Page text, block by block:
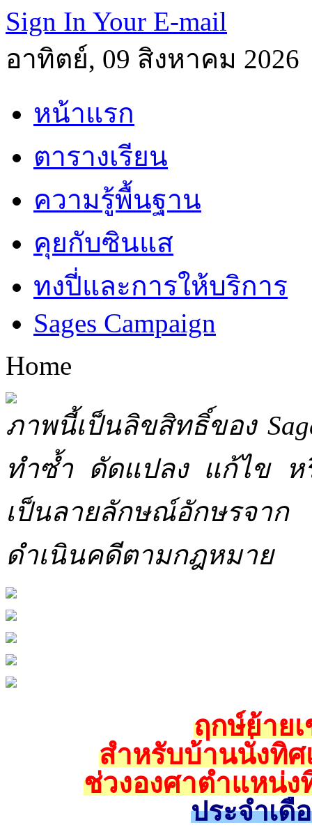
Sign In Your E-mail
อาทิตย์, 09 สิงหาคม 2026
หน้าแรก
ตารางเรียน
ความรู้พื้นฐาน
คุยกับซินแส
ทงปี่และการให้บริการ
Sages Campaign
Home
ภาพนี้เป็นลิขสิทธิ์ของ
ทำซ้ำ ดัดแปลง แก้ไข ห
เป็นลายลักษณ์อักษรจาก
ดำเนินคดีตามกฎหมาย
ฤกษ์ย้าย
สำหรับบ้านนั่งทิ
ช่วงองศาตำแหน่ง
ประจำเดื